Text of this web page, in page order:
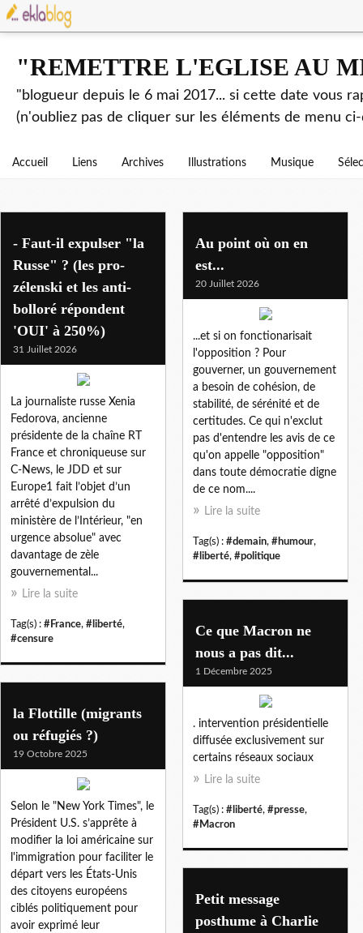
"REMETTRE L'EGLISE AU
"blogueur depuis le 6 mai 2017... si cette date vous
(n'oubliez pas de cliquer sur les éléments de menu
Accueil Liens Archives Illustrations Musique
liberte
- Faut-il expulser "la
Russe" ? (les pro-
zélenski et les anti-
bolloré répondent
'OUI' à 250%)
31 Juillet 2026
La journaliste russe Xenia
Fedorova, ancienne
présidente de la chaîne RT
France et chroniqueuse sur
C-News, le JDD et sur
Europe1 fait l’objet d’un
arrêté d’expulsion du
ministère de l’Intérieur, "en
urgence absolue" avec
davantage de zèle
gouvernemental...
Lire la suite
Tag(s) : #France, #liberté,
#censure
Au point où on en
est...
20 Juillet 2026
...et si on fonctionarisait
l'opposition ? Pour
gouverner, un gouvernement
a besoin de cohésion, de
stabilité, de sérénité et de
certitudes. Ce qui n'exclut
pas d'entendre les avis de ce
qu'on appelle "opposition"
dans toute démocratie digne
de ce nom....
Lire la suite
Tag(s) : #demain, #humour,
#liberté, #politique
Ce que Macron ne
nous a pas dit...
1 Décembre 2025
. intervention présidentielle
diffusée exclusivement sur
certains réseaux sociaux
Lire la suite
Tag(s) : #liberté, #presse,
#Macron
la Flottille (migrants
ou réfugiés ?)
19 Octobre 2025
Selon le "New York Times", le
Président U.S. s’apprête à
modifier la loi américaine sur
l'immigration pour faciliter le
départ vers les États-Unis
des citoyens européens
ciblés politiquement pour
avoir exprimé leur
Petit message
posthume à Charlie